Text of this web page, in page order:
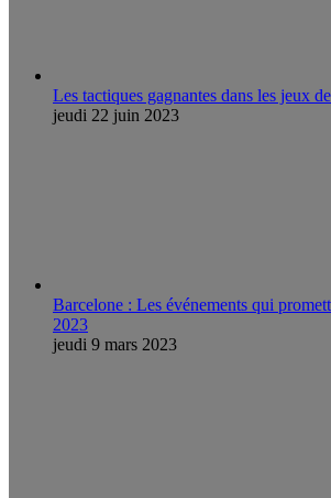
Les tactiques gagnantes dans les jeux
jeudi 22 juin 2023
Barcelone : Les événements qui
2023
jeudi 9 mars 2023